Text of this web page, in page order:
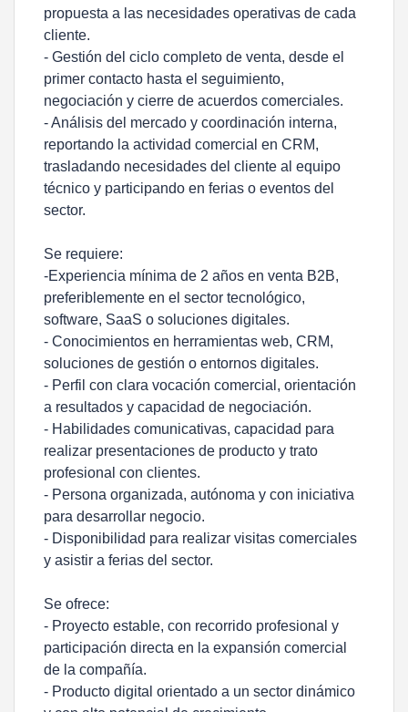
propuesta a las necesidades operativas de cada
cliente.
- Gestión del ciclo completo de venta, desde el
primer contacto hasta el seguimiento,
negociación y cierre de acuerdos comerciales.
- Análisis del mercado y coordinación interna,
reportando la actividad comercial en CRM,
trasladando necesidades del cliente al equipo
técnico y participando en ferias o eventos del
sector.
Se requiere:
-Experiencia mínima de 2 años en venta B2B,
preferiblemente en el sector tecnológico,
software, SaaS o soluciones digitales.
- Conocimientos en herramientas web, CRM,
soluciones de gestión o entornos digitales.
- Perfil con clara vocación comercial, orientación
a resultados y capacidad de negociación.
- Habilidades comunicativas, capacidad para
realizar presentaciones de producto y trato
profesional con clientes.
- Persona organizada, autónoma y con iniciativa
para desarrollar negocio.
- Disponibilidad para realizar visitas comerciales
y asistir a ferias del sector.
Se ofrece:
- Proyecto estable, con recorrido profesional y
participación directa en la expansión comercial
de la compañía.
- Producto digital orientado a un sector dinámico